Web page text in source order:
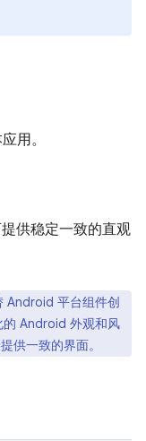
用。
供稳定一致的直观
Android 平台组件创
Android 外观和风
供一致的界面。